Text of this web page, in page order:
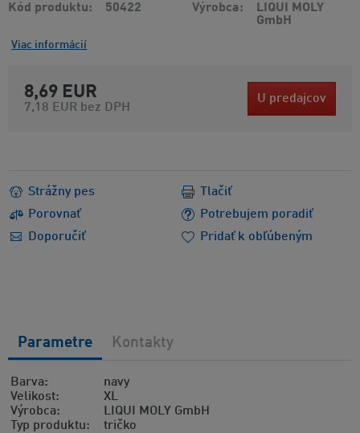
Kód produktu 50422 Výrobca
LIQUI MOLY
GmbH
Viac informácií
8,69 EUR
7,18 EUR bez DPH
U predajcov
Strážny pes
Porovnať
Potrebujem poradiť
Doporučiť
Tlačiť
Pridať k obľúbeným
Barva
navy
Velikost
XL
Výrobca
LIQUI MOLY GmbH
Typ produktu
tričko
Parametre Kontakty